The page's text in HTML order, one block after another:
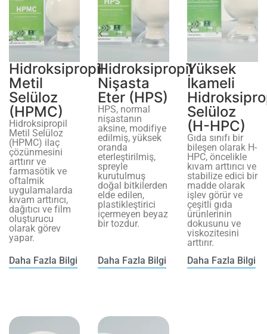
Hidroksipropil
Metil
Selüloz
(HPMC)
Hidroksipropil
Metil Selüloz
(HPMC) ilaç
çözünmesini
arttırır ve
farmasötik ve
oftalmik
uygulamalarda
kıvam arttırıcı,
dağıtıcı ve film
oluşturucu
olarak görev
yapar.
Daha Fazla Bilgi
Hidroksipropil
Nişasta
Eter (HPS)
HPS, normal
nişastanın
aksine, modifiye
edilmiş, yüksek
oranda
eterleştirilmiş,
spreyle
kurutulmuş
doğal bitkilerden
elde edilen,
plastikleştirici
içermeyen beyaz
bir tozdur.
Daha Fazla Bilgi
Yüksek
İkameli
Selüloz
(H-HPC)
Gıda sınıfı bir
bileşen olarak H-
HPC, öncelikle
kıvam arttırıcı ve
stabilize edici bir
madde olarak
işlev görür ve
çeşitli gıda
ürünlerinin
dokusunu ve
viskozitesini
arttırır.
Daha Fazla Bilgi